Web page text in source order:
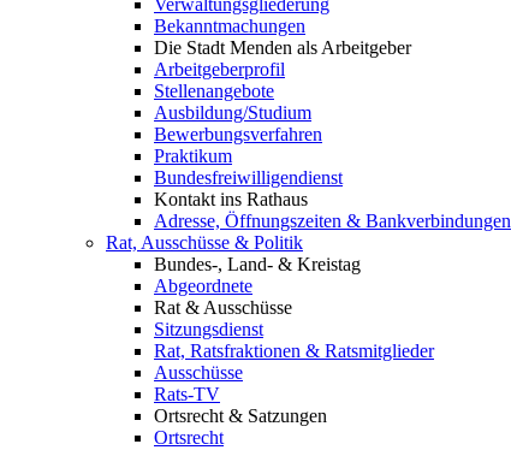
Verwaltungsgliederung
Bekanntmachungen
Die Stadt Menden als Arbeitgeber
Arbeitgeberprofil
Stellenangebote
Ausbildung/Studium
Bewerbungsverfahren
Praktikum
Bundesfreiwilligendienst
Kontakt ins Rathaus
Adresse, Öffnungszeiten & Bankverbindungen
Rat, Ausschüsse & Politik
Bundes-, Land- & Kreistag
Abgeordnete
Rat & Ausschüsse
Sitzungsdienst
Rat, Ratsfraktionen & Ratsmitglieder
Ausschüsse
Rats-TV
Ortsrecht & Satzungen
Ortsrecht